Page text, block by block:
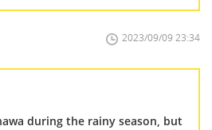
2023/09/09 23:34
during the rainy season, but